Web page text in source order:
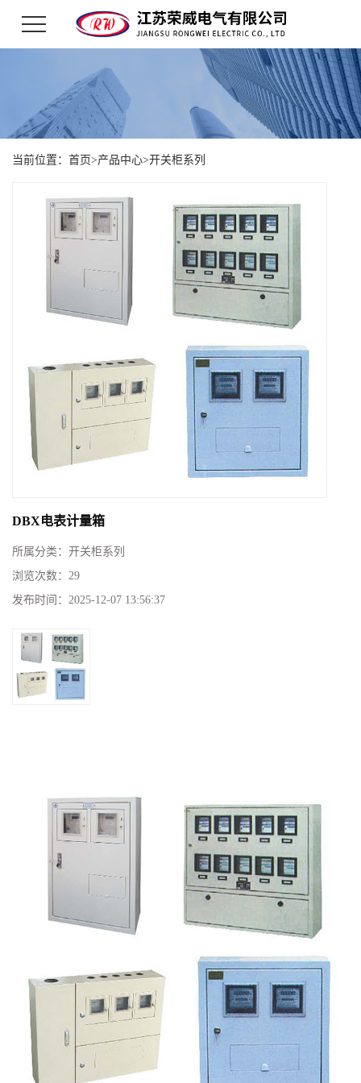
当前位置： 首页>产品中心>开关柜系列
DBX电表计量箱
所属分类： 开关柜系列
浏览次数： 29
发布时间： 2025-12-07 13:56:37